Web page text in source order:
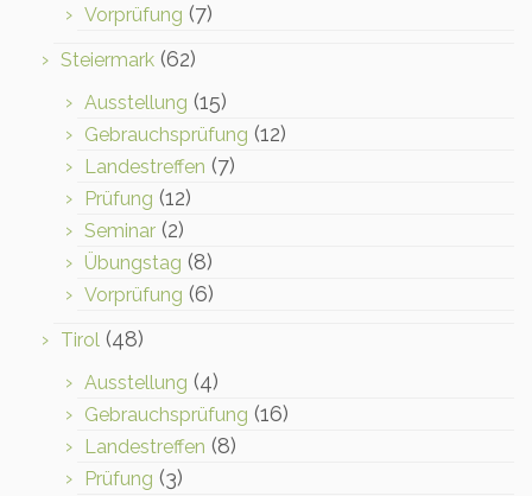
Vorprüfung (7)
Steiermark (62)
Ausstellung (15)
Gebrauchsprüfung (12)
Landestreffen (7)
Prüfung (12)
Seminar (2)
Übungstag (8)
Vorprüfung (6)
Tirol (48)
Ausstellung (4)
Gebrauchsprüfung (16)
Landestreffen (8)
Prüfung (3)